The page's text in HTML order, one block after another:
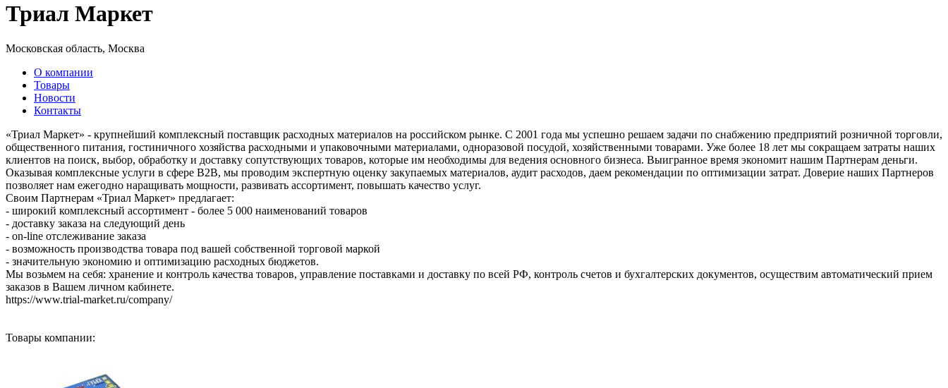
Триал Маркет
Московская область, Москва
О компании
Товары
Новости
Контакты
«Триал Маркет» - крупнейший комплексный поставщик расходных материалов на российском рынке. С 2001 года мы успешно решаем задачи по снабжению предприятий розничной торговли,
общественного питания, гостиничного хозяйства расходными и упаковочными материалами, одноразовой посудой, хозяйственными товарами. Уже более 18 лет мы сокращаем затраты наших
клиентов на поиск, выбор, обработку и доставку сопутствующих товаров, которые им необходимы для ведения основного бизнеса. Выигранное время экономит нашим Партнерам деньги.
Оказывая комплексные услуги в сфере B2B, мы проводим экспертную оценку закупаемых материалов, аудит расходов, даем рекомендации по оптимизации затрат. Доверие наших Партнеров
позволяет нам ежегодно наращивать мощности, развивать ассортимент, повышать качество услуг.
Своим Партнерам «Триал Маркет» предлагает:
- широкий комплексный ассортимент - более 5 000 наименований товаров
- доставку заказа на следующий день
- on-line отслеживание заказа
- возможность производства товара под вашей собственной торговой маркой
- значительную экономию и оптимизацию расходных бюджетов.
Мы возьмем на себя: хранение и контроль качества товаров, управление поставками и доставку по всей РФ, контроль счетов и бухгалтерских документов, осуществим автоматический прием
заказов в Вашем личном кабинете.
https://www.trial-market.ru/company/
Товары компании: